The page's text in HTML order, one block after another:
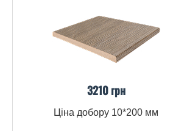
3210 грн
Ціна добору 10*200 мм